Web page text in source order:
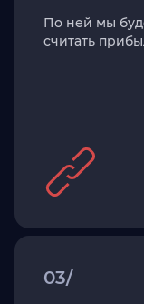
По ней мы
считать
03/